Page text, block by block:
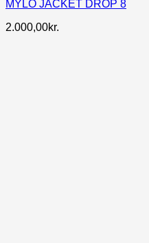
MYLO JACKET DROP 8
2.000,00kr.